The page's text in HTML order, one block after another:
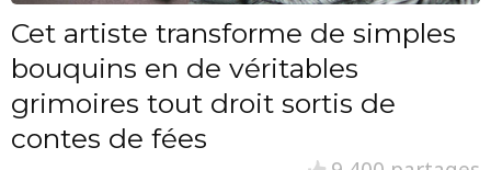
Cet artiste transforme de simples
bouquins en de véritables
grimoires tout droit sortis de
contes de fées